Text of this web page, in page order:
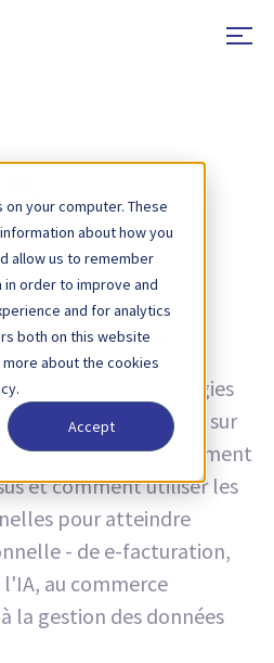
your computer. These
about how you
allow us to remember
in order to improve and
and for analytics
both on this website
about the cookies
Accept
et
artificielle
les technologies
que des informations sur
Découvrez comment
et comment utiliser les
pour atteindre
- de e-facturation,
au commerce
la gestion des données